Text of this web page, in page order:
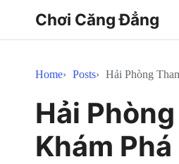
Chơi Căng Đẳng
Home Posts Hải Phòng
Hải
Khám